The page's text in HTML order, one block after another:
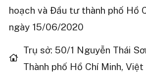
hoạch và Đầu tư thành phố Hồ
ngày 15/06/2020
Trụ sở: 50/1 Nguyễn Thái
Thành phố Hồ Chí Minh, Việt